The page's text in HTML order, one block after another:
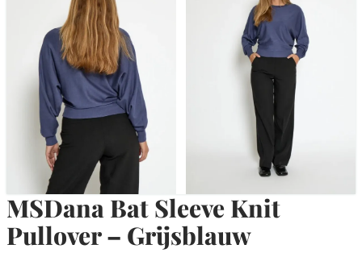
MSDana Bat Sleeve Knit
Pullover – Grijsblauw